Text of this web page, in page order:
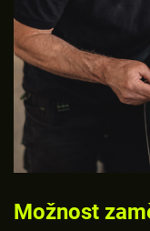
Možnost